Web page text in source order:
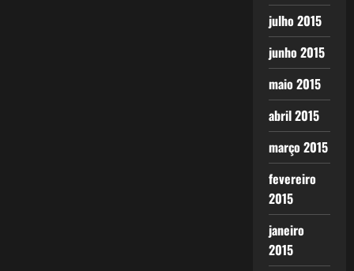
julho 2015
junho 2015
maio 2015
abril 2015
março 2015
fevereiro
2015
janeiro
2015